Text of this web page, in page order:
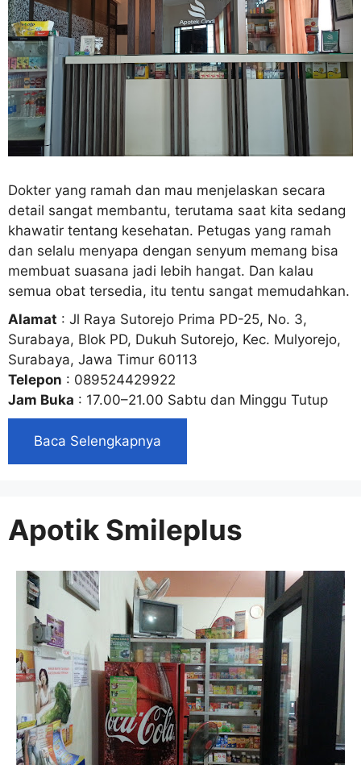
Dokter yang ramah dan mau menjelaskan secara
detail sangat membantu, terutama saat kita sedang
khawatir tentang kesehatan. Petugas yang ramah
dan selalu menyapa dengan senyum memang bisa
membuat suasana jadi lebih hangat. Dan kalau
semua obat tersedia, itu tentu sangat memudahkan.
Alamat : Jl Raya Sutorejo Prima PD-25, No. 3,
Surabaya, Blok PD, Dukuh Sutorejo, Kec. Mulyorejo,
Surabaya, Jawa Timur 60113
Telepon : 089524429922
Jam Buka : 17.00–21.00 Sabtu dan Minggu Tutup
Baca Selengkapnya
Apotik Smileplus